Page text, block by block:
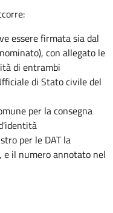
essere firmata sia dal
con allegato le
di entrambi
di Stato civile del
per la consegna
per le DAT la
e il numero annotato nel